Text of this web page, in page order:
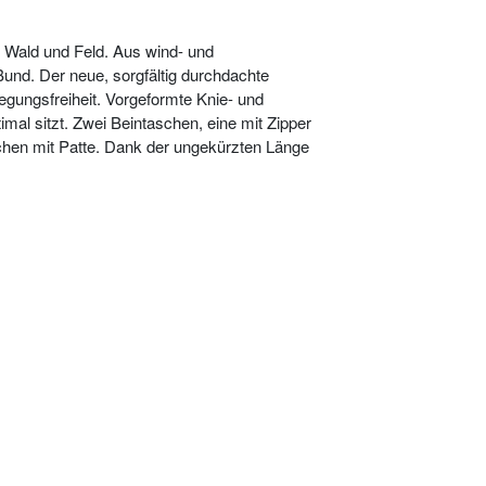
und Feld. Aus wind- und
Der neue, sorgfältig durchdachte
Vorgeformte Knie- und
sitzt. Zwei Beintaschen, eine mit Zipper
mit Patte. Dank der ungekürzten Länge